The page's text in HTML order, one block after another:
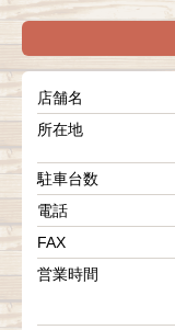
店舗名
所在地
駐車台数
電話
FAX
営業時間